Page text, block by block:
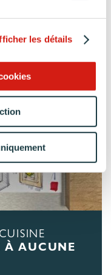
les détails
À AUCUNE